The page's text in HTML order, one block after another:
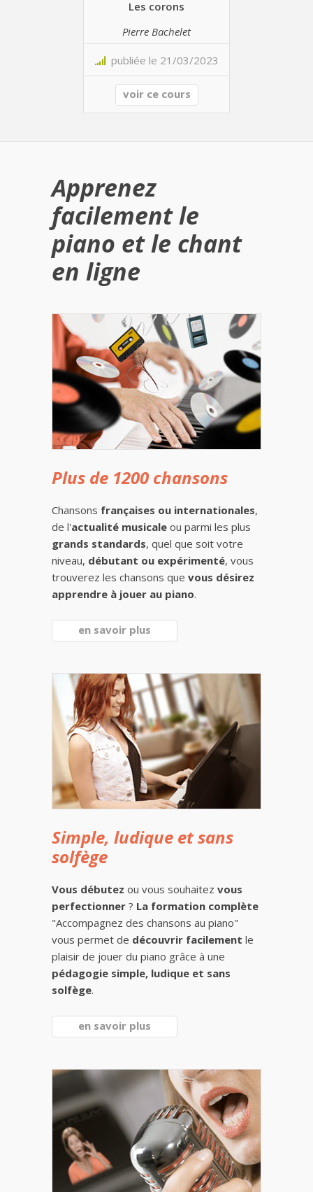
Les corons
Pierre Bachelet
publiée le 21/03/2023
voir ce cours
Apprenez
facilement le
piano et le chant
en ligne
Plus de 1200 chansons
Chansons françaises ou internationales,
de l'actualité musicale ou parmi les plus
grands standards, quel que soit votre
niveau, débutant ou expérimenté, vous
trouverez les chansons que vous désirez
apprendre à jouer au piano.
en savoir plus
Simple, ludique et sans
solfège
Vous débutez ou vous souhaitez vous
perfectionner ? La formation complète
"Accompagnez des chansons au piano"
vous permet de découvrir facilement le
plaisir de jouer du piano grâce à une
pédagogie simple, ludique et sans
solfège.
en savoir plus